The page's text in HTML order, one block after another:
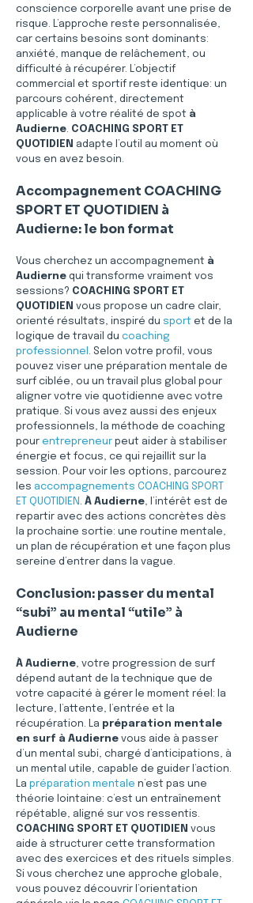
conscience corporelle avant une prise de
risque. L’approche reste personnalisée,
car certains besoins sont dominants:
anxiété, manque de relâchement, ou
difficulté à récupérer. L’objectif
commercial et sportif reste identique: un
parcours cohérent, directement
applicable à votre réalité de spot à
Audierne. COACHING SPORT ET
QUOTIDIEN adapte l’outil au moment où
vous en avez besoin.
Accompagnement COACHING
SPORT ET QUOTIDIEN à
Audierne: le bon format
Vous cherchez un accompagnement à
Audierne qui transforme vraiment vos
sessions? COACHING SPORT ET
QUOTIDIEN vous propose un cadre clair,
orienté résultats, inspiré du sport et de la
logique de travail du coaching
professionnel . Selon votre profil, vous
pouvez viser une préparation mentale de
surf ciblée, ou un travail plus global pour
aligner votre vie quotidienne avec votre
pratique. Si vous avez aussi des enjeux
professionnels, la méthode de coaching
pour entrepreneur peut aider à stabiliser
énergie et focus, ce qui rejaillit sur la
session. Pour voir les options, parcourez
les accompagnements COACHING SPORT
ET QUOTIDIEN . À Audierne, l’intérêt est de
repartir avec des actions concrètes dès
la prochaine sortie: une routine mentale,
un plan de récupération et une façon plus
sereine d’entrer dans la vague.
Conclusion: passer du mental
“subi” au mental “utile” à
Audierne
À Audierne, votre progression de surf
dépend autant de la technique que de
votre capacité à gérer le moment réel: la
lecture, l’attente, l’entrée et la
récupération. La préparation mentale
en surf à Audierne vous aide à passer
d’un mental subi, chargé d’anticipations, à
un mental utile, capable de guider l’action.
La préparation mentale n’est pas une
théorie lointaine: c’est un entraînement
répétable, aligné sur vos ressentis.
COACHING SPORT ET QUOTIDIEN vous
aide à structurer cette transformation
avec des exercices et des rituels simples.
Si vous cherchez une approche globale,
vous pouvez découvrir l’orientation